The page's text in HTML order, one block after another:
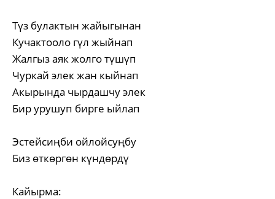
Түз булактын жайыгынан
Кучактооло гүл жыйнап
Жалгыз аяк жолго түшүп
Чуркай элек жан кыйнап
Акырында чырдашчу элек
Бир урушуп бирге ыйлап
Эстейсиңби ойлойсуңбу
Биз өткөргөн күндөрдү
Кайырма: